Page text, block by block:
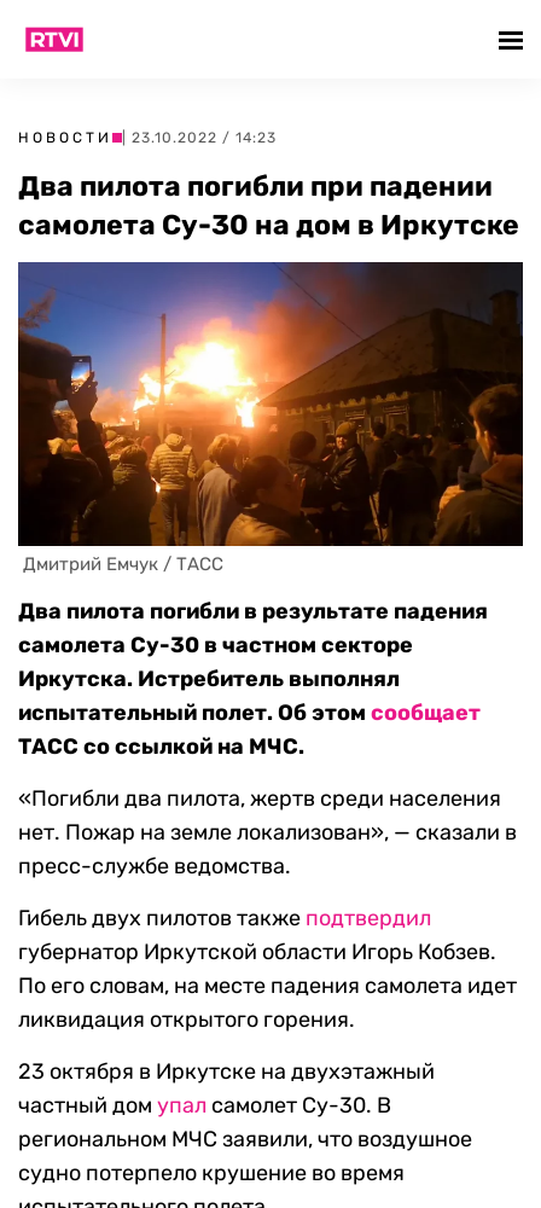
НОВОСТИ | 23.10.2022 / 14:23
Два пилота погибли при падении
самолета Су-30 на дом в Иркутске
Дмитрий Емчук / ТАСС
Два пилота погибли в результате падения
самолета Су-30 в частном секторе
Иркутска. Истребитель выполнял
испытательный полет. Об этом сообщает
ТАСС со ссылкой на МЧС.
«Погибли два пилота, жертв среди населения
нет. Пожар на земле локализован», — сказали в
пресс-службе ведомства.
Гибель двух пилотов также подтвердил
губернатор Иркутской области Игорь Кобзев.
По его словам, на месте падения самолета идет
ликвидация открытого горения.
23 октября в Иркутске на двухэтажный
частный дом упал самолет Су-30. В
региональном МЧС заявили, что воздушное
судно потерпело крушение во время